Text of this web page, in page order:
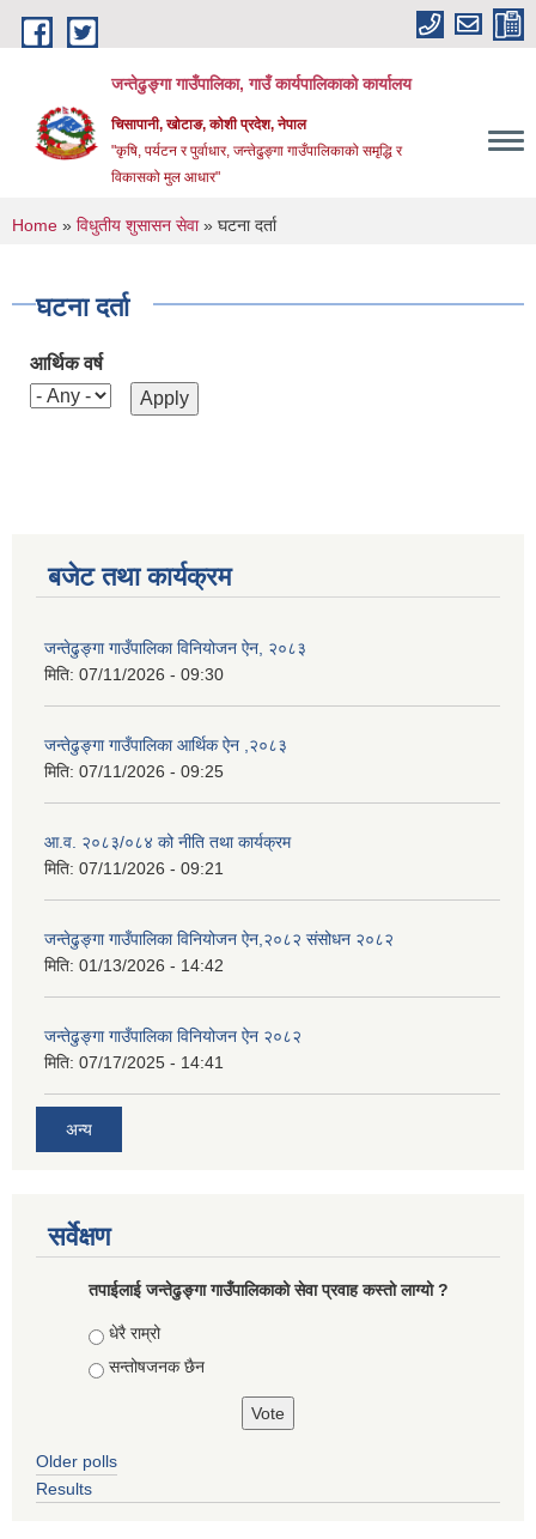
Skip to main content
जन्तेढुङ्गा गाउँपालिका, गाउँ कार्यपालिकाको कार्यालय
चिसापानी, खोटाङ, कोशी प्रदेश, नेपाल
"कृषि, पर्यटन र पुर्वाधार, जन्तेढुङ्गा गाउँपालिकाको समृद्धि र
विकासको मुल आधार"
You are here
Home » विधुतीय शुसासन सेवा» घटना दर्ता
घटना दर्ता
आर्थिक वर्ष
बजेट तथा कार्यक्रम
जन्तेढुङ्गा गाउँपालिका विनियोजन ऐन, २०८३
मिति: 07/11/2026 - 09:30
जन्तेढुङ्गा गाउँपालिका आर्थिक ऐन ,२०८३
मिति: 07/11/2026 - 09:25
आ.व. २०८३/०८४ को नीति तथा कार्यक्रम
मिति: 07/11/2026 - 09:21
जन्तेढुङ्गा गाउँपालिका विनियोजन ऐन,२०८२ संसोधन २०८२
मिति: 01/13/2026 - 14:42
जन्तेढुङ्गा गाउँपालिका विनियोजन ऐन २०८२
मिति: 07/17/2025 - 14:41
अन्य
सर्वेक्षण
तपाईलाई जन्तेढुङ्गा गाउँपालिकाको सेवा प्रवाह कस्तो लाग्यो ?
Choices
धेरै राम्रो
सन्तोषजनक छैन
Older polls
Results